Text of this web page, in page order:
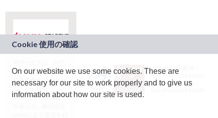
ドコモグループの新
規事業創出プログラ
ム「docomo
STARTUP」を通じて
JASRAC許諾番号：
9024936001Y45037
JASRAC許諾番号：
On our website we use some cookies. These are
necessary for our site to work properly and to give us
information about how our site is used.